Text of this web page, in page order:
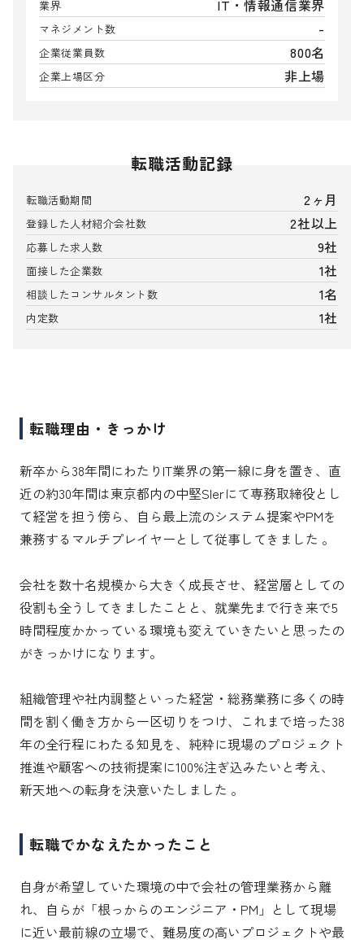
業界 IT・情報通信業界
マネジメント数 -
企業従業員数 800名
企業上場区分 非上場
転職活動記録
転職活動期間 2ヶ月
登録した人材紹介会社数 2社以上
応募した求人数 9社
面接した企業数 1社
相談したコンサルタント数 1名
内定数 1社
転職理由・きっかけ
新卒から38年間にわたりIT業界の第一線に身を置き、直
近の約30年間は東京都内の中堅SIerにて専務取締役とし
て経営を担う傍ら、自ら最上流のシステム提案やPMを
兼務するマルチプレイヤーとして従事してきました 。
会社を数十名規模から大きく成長させ、経営層としての
役割も全うしてきましたことと、就業先まで行き来で5
時間程度かかっている環境も変えていきたいと思ったの
がきっかけになります。
組織管理や社内調整といった経営・総務業務に多くの時
間を割く働き方から一区切りをつけ、これまで培った38
年の全行程にわたる知見を、純粋に現場のプロジェクト
推進や顧客への技術提案に100%注ぎ込みたいと考え、
新天地への転身を決意いたしました 。
転職でかなえたかったこと
自身が希望していた環境の中で会社の管理業務から離
れ、自らが「根っからのエンジニア・PM」として現場
に近い最前線の立場で、難易度の高いプロジェクトや最